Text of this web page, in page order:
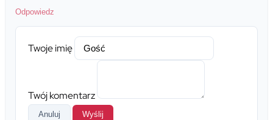
Odpowiedz
Twoje imię
Twój komentarz
Anuluj Wyślij